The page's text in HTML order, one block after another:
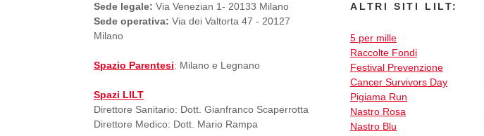
Sede legale: Via Venezian 1- 20133 Milano
Sede operativa: Via dei Valtorta 47 - 20127
Milano
Spazio Parentesi: Milano e Legnano
Spazi LILT
Direttore Sanitario: Dott. Gianfranco Scaperrotta
Direttore Medico: Dott. Mario Rampa
ALTRI SITI LILT:
5 per mille
Raccolte Fondi
Festival Prevenzione
Cancer Survivors Day
Pigiama Run
Nastro Rosa
Nastro Blu